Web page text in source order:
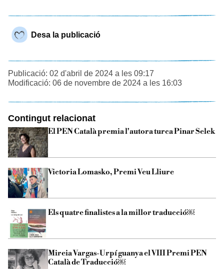
Desa la publicació
Publicació: 02 d'abril de 2024 a les 09:17
Modificació: 06 de novembre de 2024 a les 16:03
Contingut relacionat
El PEN Català premia l'autora turca Pinar Selek
Victoria Lomasko, Premi Veu Lliure
Els quatre finalistes a la millor traducció￼
Mireia Vargas-Urpí guanya el VIII Premi PEN
Català de Traducció￼